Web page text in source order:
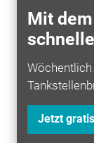
Mit
Jetzt
die
belgte in
„Best
Nachhaltigkeit